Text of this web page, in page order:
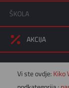
ŠKOLA
AKCIJA
Vi ste ovdje: Kiko